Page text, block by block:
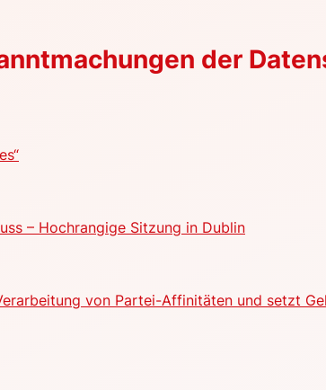
der
– Hochrangige Sitzung in Dublin
von Partei-Affinitäten und setzt